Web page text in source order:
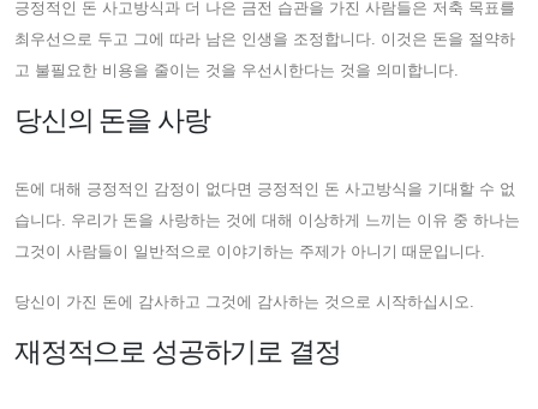
긍정적인 돈 사고방식과 더 나은 금전 습관을 가진 사람들은 저축 목표를
최우선으로 두고 그에 따라 남은 인생을 조정합니다. 이것은 돈을 절약하
고 불필요한 비용을 줄이는 것을 우선시한다는 것을 의미합니다.
당신의 돈을 사랑
돈에 대해 긍정적인 감정이 없다면 긍정적인 돈 사고방식을 기대할 수 없
습니다. 우리가 돈을 사랑하는 것에 대해 이상하게 느끼는 이유 중 하나는
그것이 사람들이 일반적으로 이야기하는 주제가 아니기 때문입니다.
당신이 가진 돈에 감사하고 그것에 감사하는 것으로 시작하십시오.
재정적으로 성공하기로 결정